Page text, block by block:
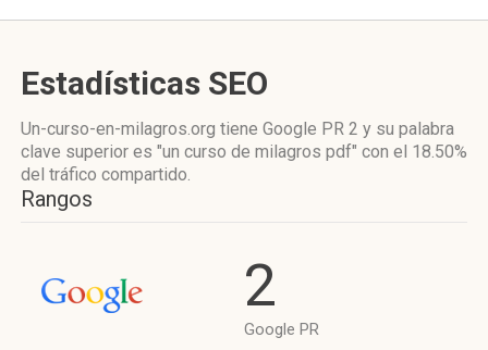
Estadísticas SEO
Un-curso-en-milagros.org tiene Google PR 2 y su palabra
clave superior es "un curso de milagros pdf" con el 18.50%
del tráfico compartido.
Rangos
2
Google PR